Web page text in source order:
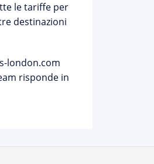
le tariffe per
destinazioni
london.com
risponde in